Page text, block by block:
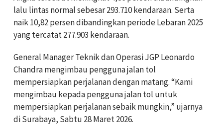
lalu lintas normal sebesar 293.710 kendaraan. Serta
naik 10,82 persen dibandingkan periode Lebaran 2025
yang tercatat 277.903 kendaraan.
General Manager Teknik dan Operasi JGP Leonardo
Chandra mengimbau pengguna jalan tol
mempersiapkan perjalanan dengan matang. “Kami
mengimbau kepada pengguna jalan tol untuk
mempersiapkan perjalanan sebaik mungkin,” ujarnya
di Surabaya, Sabtu 28 Maret 2026.